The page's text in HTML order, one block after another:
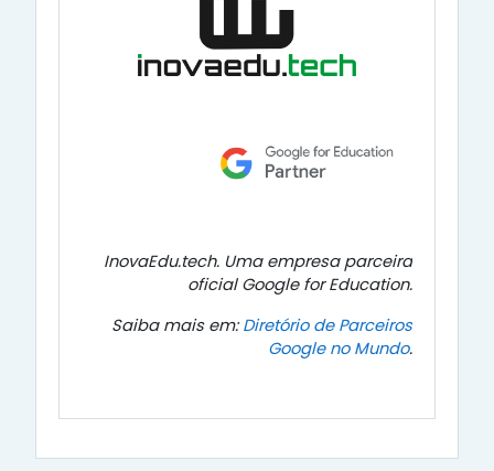
InovaEdu.tech. Uma empresa parceira
oficial Google for Education.
Saiba mais em:Diretório de Parceiros
Google no Mundo.